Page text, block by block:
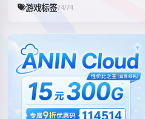
游戏标签74/74